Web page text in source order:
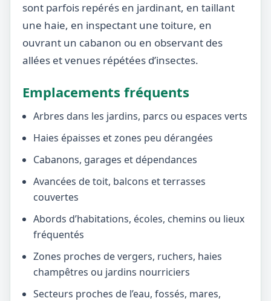
sont parfois repérés en jardinant, en taillant
une haie, en inspectant une toiture, en
ouvrant un cabanon ou en observant des
allées et venues répétées d’insectes.
Emplacements fréquents
Arbres dans les jardins, parcs ou espaces verts
Haies épaisses et zones peu dérangées
Cabanons, garages et dépendances
Avancées de toit, balcons et terrasses
couvertes
Abords d’habitations, écoles, chemins ou lieux
fréquentés
Zones proches de vergers, ruchers, haies
champêtres ou jardins nourriciers
Secteurs proches de l’eau, fossés, mares,